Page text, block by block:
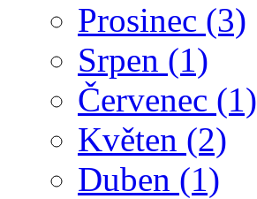
Prosinec (3)
Srpen (1)
Červenec (1)
Květen (2)
Duben (1)